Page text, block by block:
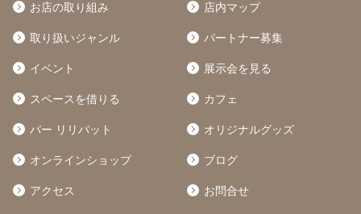
お店の取り組み 店内マップ
取り扱いジャンル パートナー募集
イベント 展示会を見る
スペースを借りる カフェ
バー リリパット オリジナルグッズ
オンラインショップ ブログ
アクセス お問合せ